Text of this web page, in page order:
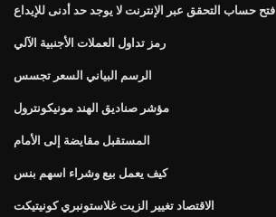
فتح حساب التحقق عبر الإنترنت لا يوجد حد أدنى للإيداع
رمز تداول العملات الأجنبية الآلي
الرسم البياني السعر تجسس
مؤشر صناديق الهند مونيكونترول
المستقبل مقايضة إلى الأمام
كيف يعمل بيع وشراء اسهم بنس
الاقتصاد تغيير الزيت غلاستونبري كونيتيكت